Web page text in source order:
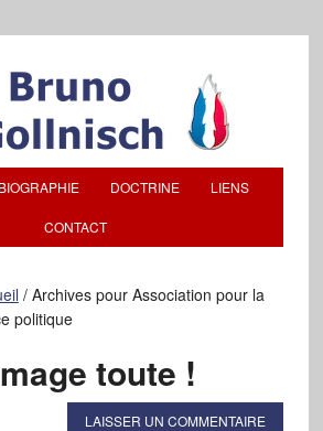
BIOGRAPHIE DOCTRINE LIENS
CONTACT
/Archives pour Association pour la
politique
toute !
LAISSER UN COMMENTAIRE